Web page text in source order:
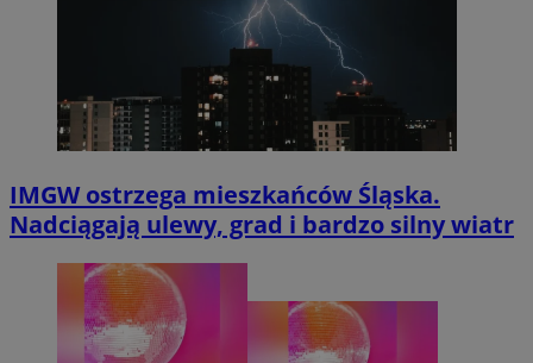
IMGW ostrzega mieszkańców Śląska.
Nadciągają ulewy, grad i bardzo silny wiatr